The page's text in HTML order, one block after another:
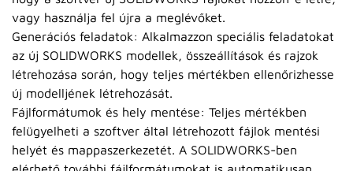
vagy használja fel újra a meglévőket.
Generációs feladatok: Alkalmazzon speciális feladatokat
az új SOLIDWORKS modellek, összeállítások és rajzok
létrehozása során, hogy teljes mértékben ellenőrizhesse
új modelljének létrehozását.
Fájlformátumok és hely mentése: Teljes mértékben
felügyelheti a szoftver által létrehozott fájlok mentési
helyét és mappaszerkezetét. A SOLIDWORKS-ben